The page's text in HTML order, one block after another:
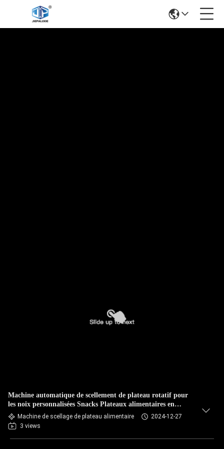
Machine automatique de scellement de plateau rotatif pour
les noix personnalisées Snacks Plateaux alimentaires en
plastique
Machine de scellage de plateau alimentaire
2024-12-27
3 views